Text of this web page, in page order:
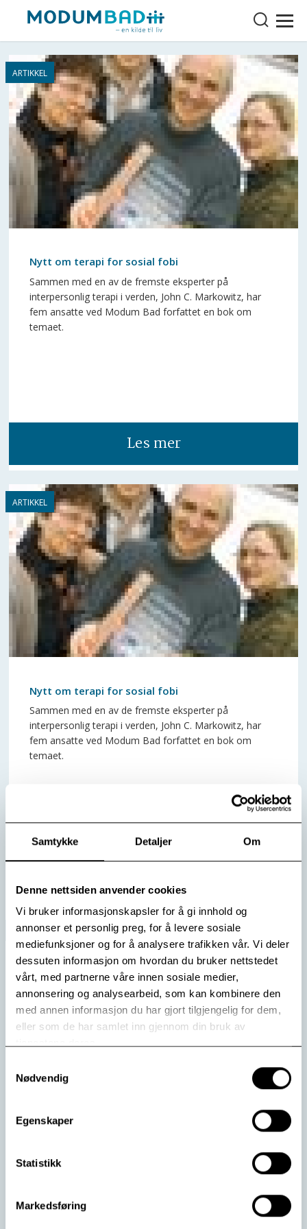
Samtykke Detaljer Om
Denne nettsiden anvender cookies
Vi bruker informasjonskapsler for å gi innhold og
annonser et personlig preg, for å levere sosiale
mediefunksjoner og for å analysere trafikken vår. Vi deler
dessuten informasjon om hvordan du bruker nettstedet
vårt, med partnerne våre innen sosiale medier,
annonsering og analysearbeid, som kan kombinere den
med annen informasjon du har gjort tilgjengelig for dem,
eller som de har samlet inn gjennom din bruk av
Nødvendig
Egenskaper
Statistikk
Markedsføring
Nytt om terapi for sosial fobi
Sammen med en av de fremste eksperter på
interpersonlig terapi i verden, John C. Markowitz, har
fem ansatte ved Modum Bad forfattet en bok om
temaet.
Les mer
Nytt om terapi for sosial fobi
Sammen med en av de fremste eksperter på
interpersonlig terapi i verden, John C. Markowitz, har
fem ansatte ved Modum Bad forfattet en bok om
temaet.
Nytt om terapi for sosial fobi
interpersonlig terapi i verden, John C. Markowitz, har
fem ansatte ved Modum Bad forfattet en bok om